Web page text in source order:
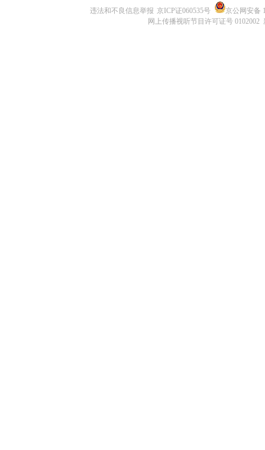
违法和不良信息举报 京ICP证060535号
京公网安备
网上传播视听节目许可证号 0102002